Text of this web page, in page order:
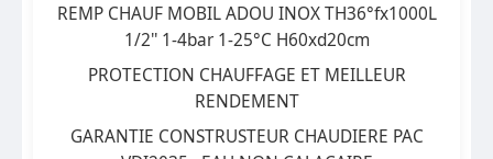
REMP CHAUF MOBIL ADOU INOX TH36°fx1000L
1/2'' 1-4bar 1-25°C H60xd20cm
PROTECTION CHAUFFAGE ET MEILLEUR
RENDEMENT
GARANTIE CONSTRUSTEUR CHAUDIERE PAC